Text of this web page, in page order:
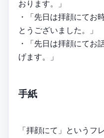
おります。」
・「先日は拝顔にてお
とうございました。」
・「先日は拝顔にてお
げます。」
手紙
「拝顔にて」というフ